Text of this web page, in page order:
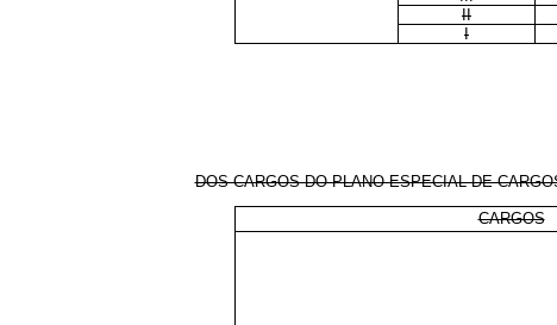
II
I
DOS CARGOS DO PLANO ESPECIAL DE
CARGOS